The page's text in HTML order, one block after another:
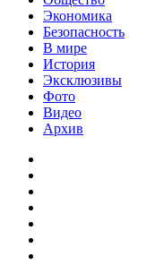
Экономика
Безопасность
В мире
История
Эксклюзивы
Фото
Видео
Архив